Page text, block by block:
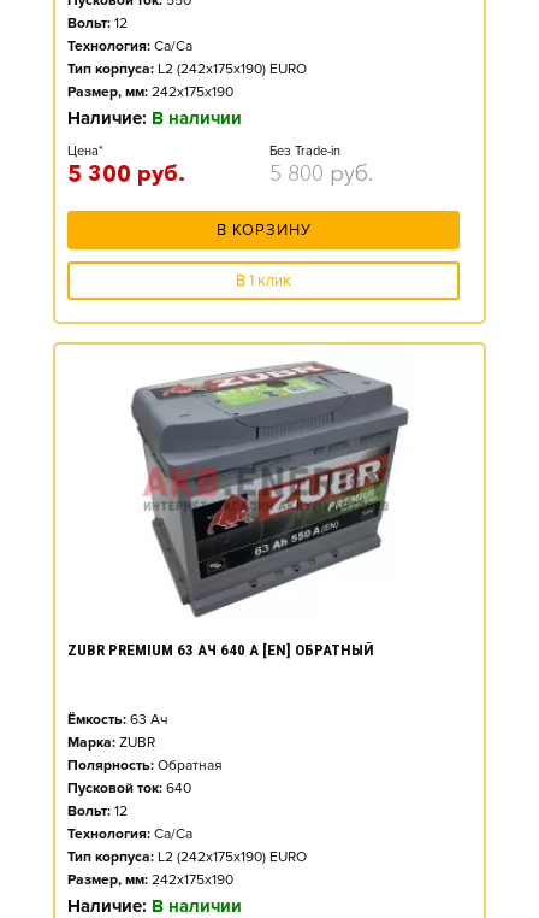
Вольт: 12
Технология: Ca/Ca
Тип корпуса: L2 (242x175x190) EURO
Размер, мм: 242x175x190
Наличие: В наличии
Цена*
5 300 руб.
Без Trade-in
5 800 руб.
В КОРЗИНУ
В 1 клик
ZUBR PREMIUM 63 АЧ 640 А [EN] ОБРАТНЫЙ
Ёмкость: 63 Ач
Марка: ZUBR
Полярность: Обратная
Пусковой ток: 640
Вольт: 12
Технология: Ca/Ca
Тип корпуса: L2 (242x175x190) EURO
Размер, мм: 242x175x190
Наличие: В наличии